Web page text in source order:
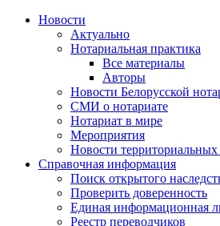
Новости
Актуально
Нотариальная практика
Все материалы
Авторы
Новости Белорусской
СМИ о нотариате
Нотариат в мире
Мероприятия
Новости
Справочная информация
Поиск открытого
Проверить доверенность
Единая информационная
Реестр переводчиков